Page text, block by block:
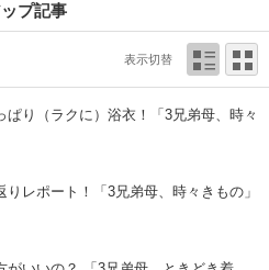
プ記事
表示切替
ぱり（ラクに）浴衣！「3兄弟母、時々
レポート！「3兄弟母、時々きもの」